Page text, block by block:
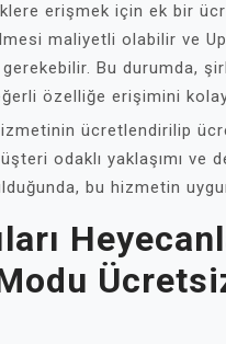
erişmek için ek bir
maliyetli olabilir ve
Bu durumda,
özelliğe erişimini
ücretlendirilip
odaklı yaklaşımı ve
bu hizmetin